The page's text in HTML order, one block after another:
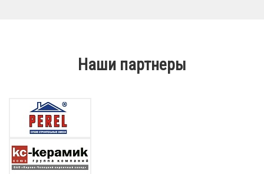
Наши партнеры